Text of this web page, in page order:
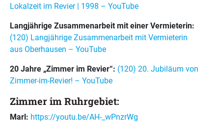
Lokalzeit im Revier | 1998 – YouTube
Langjährige Zusammenarbeit mit einer Vermieterin:
(120) Langjährige Zusammenarbeit mit Vermieterin
aus Oberhausen – YouTube
20 Jahre „Zimmer im Revier“: (120) 20. Jubiläum von
Zimmer-im-Revier! – YouTube
Zimmer im Ruhrgebiet:
Marl: https://youtu.be/AH-_wPnzrWg